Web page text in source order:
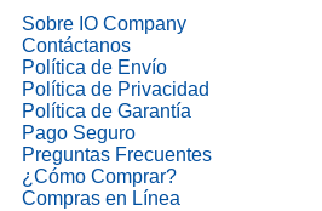
Sobre IO Company
Contáctanos
Política de Envío
Política de Privacidad
Política de Garantía
Pago Seguro
Preguntas Frecuentes
¿Cómo Comprar?
Compras en Línea